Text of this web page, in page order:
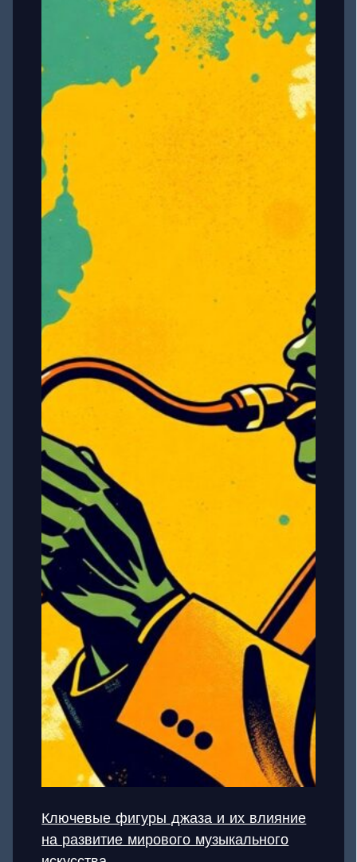
Ключевые фигуры джаза и их влияние
на развитие мирового музыкального